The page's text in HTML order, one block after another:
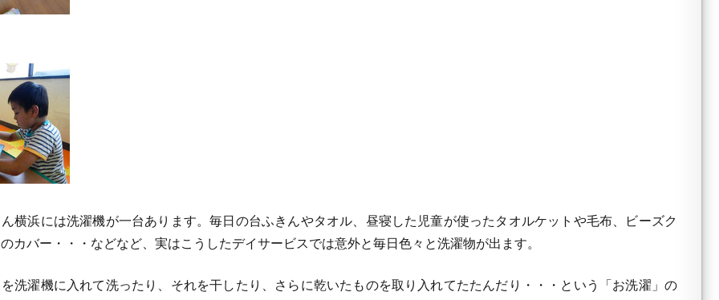
浜には洗濯機が一台あります。毎日の台ふきんやタオル、昼寝した児童が使ったタオルケットや毛布、ビーズク
カバー・・・などなど、実はこうしたデイサービスでは意外と毎日色々と洗濯物が出ます。
濯機に入れて洗ったり、それを干したり、さらに乾いたものを取り入れてたたんだり・・・という「お洗濯」の